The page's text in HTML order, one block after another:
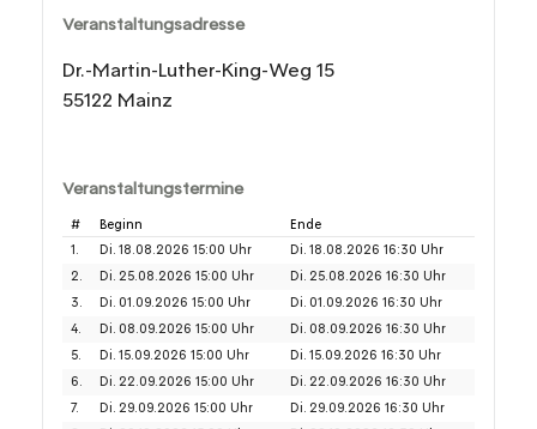
Veranstaltungsadresse
Dr.-Martin-Luther-King-Weg 15
55122 Mainz
Veranstaltungstermine
# Beginn
Ende
1.
Di. 18.08.2026 15:00 Uhr
Di. 18.08.2026 16:30 Uhr
2.
Di. 25.08.2026 15:00 Uhr
Di. 25.08.2026 16:30 Uhr
3.
Di. 01.09.2026 15:00 Uhr
Di. 01.09.2026 16:30 Uhr
4.
Di. 08.09.2026 15:00 Uhr
Di. 08.09.2026 16:30 Uhr
5.
Di. 15.09.2026 15:00 Uhr
Di. 15.09.2026 16:30 Uhr
6.
Di. 22.09.2026 15:00 Uhr
Di. 22.09.2026 16:30 Uhr
7.
Di. 29.09.2026 15:00 Uhr
Di. 29.09.2026 16:30 Uhr